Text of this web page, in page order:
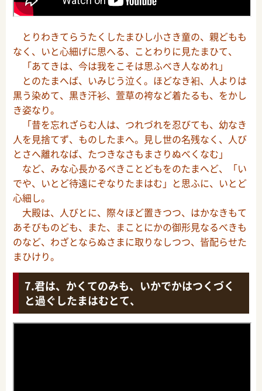
とりわきてらうたくしたまひし小さき童の、親どもも
なく、いと心細げに思へる、ことわりに見たまひて、
「あてきは、今は我をこそは思ふべき人なめれ」
とのたまへば、いみじう泣く。ほどなき衵、人よりは
黒う染めて、黒き汗衫、萱草の袴など着たるも、をかし
き姿なり。
「昔を忘れざらむ人は、つれづれを忍びても、幼なき
人を見捨てず、ものしたまへ。見し世の名残なく、人び
とさへ離れなば、たつきなさもまさりぬべくなむ」
など、みな心長かるべきことどもをのたまへど、「い
でや、いとど待遠にぞなりたまはむ」と思ふに、いとど
心細し。
大殿は、人びとに、際々ほど置きつつ、はかなきもて
あそびものども、また、まことにかの御形見なるべきも
のなど、わざとならぬさまに取りなしつつ、皆配らせた
まひけり。
君は、かくてのみも、いかでかはつくづく
と過ぐしたまはむとて、